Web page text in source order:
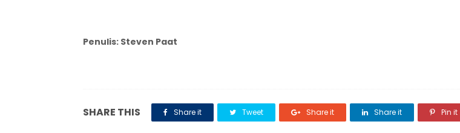
Penulis: Steven Paat
SHARE THIS Share it Tweet Share it Share it Pin it